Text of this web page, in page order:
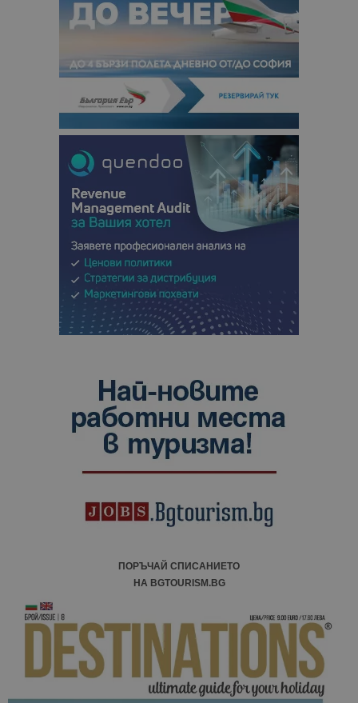
ПОРЪЧАЙ СПИСАНИЕТО
НА BGTOURISM.BG